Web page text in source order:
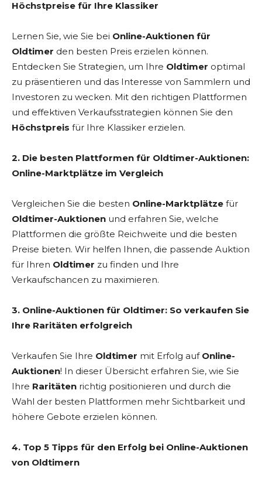
Höchstpreise für Ihre Klassiker
Lernen Sie, wie Sie bei Online-Auktionen für
Oldtimer den besten Preis erzielen können.
Entdecken Sie Strategien, um Ihre Oldtimer optimal
zu präsentieren und das Interesse von Sammlern und
Investoren zu wecken. Mit den richtigen Plattformen
und effektiven Verkaufsstrategien können Sie den
Höchstpreis für Ihre Klassiker erzielen.
2. Die besten Plattformen für Oldtimer-Auktionen:
Online-Marktplätze im Vergleich
Vergleichen Sie die besten Online-Marktplätze für
Oldtimer-Auktionen und erfahren Sie, welche
Plattformen die größte Reichweite und die besten
Preise bieten. Wir helfen Ihnen, die passende Auktion
für Ihren Oldtimer zu finden und Ihre
Verkaufschancen zu maximieren.
3. Online-Auktionen für Oldtimer: So verkaufen Sie
Ihre Raritäten erfolgreich
Verkaufen Sie Ihre Oldtimer mit Erfolg auf Online-
Auktionen! In dieser Übersicht erfahren Sie, wie Sie
Ihre Raritäten richtig positionieren und durch die
Wahl der besten Plattformen mehr Sichtbarkeit und
höhere Gebote erzielen können.
4. Top 5 Tipps für den Erfolg bei Online-Auktionen
von Oldtimern